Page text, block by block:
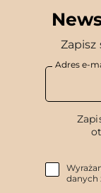
Zapisz
Adres e-
danych